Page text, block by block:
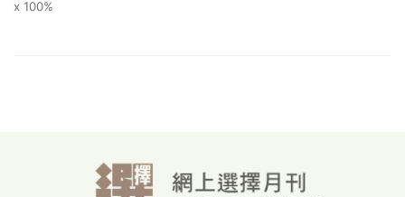
x 100%